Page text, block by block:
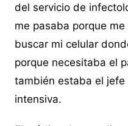
del servicio de
me pasaba porque
buscar mi celular
porque necesitaba el
también estaba el
intensiva.